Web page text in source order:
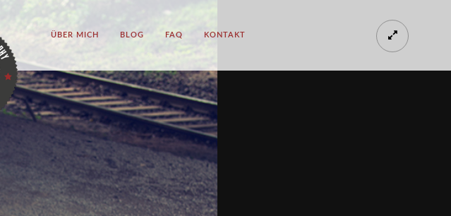
ÜBER MICH BLOG FAQ KONTAKT